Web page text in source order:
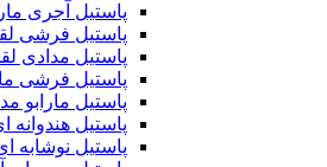
پاستیل آجری
پاستیل فرشی
پاستیل مدادی
پاستیل فرشی
پاستیل مارابو
پاستیل هندوانه
پاستیل نوشابه